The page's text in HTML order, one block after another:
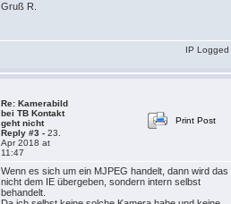
Gruß R.
IP Logged
Re: Kamerabild
bei TB Kontakt
geht nicht
Reply #3 - 23.
Apr 2018 at
11:47
Print Post
Wenn es sich um ein MJPEG handelt, dann wird das
nicht dem IE übergeben, sondern intern selbst
behandelt.